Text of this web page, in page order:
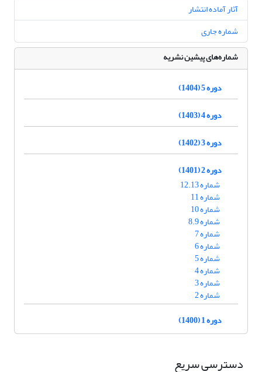
آثار آماده انتشار
شماره جاری
شماره‌های پیشین نشریه
دوره 5 (1404)
دوره 4 (1403)
دوره 3 (1402)
دوره 2 (1401)
شماره 12.13
شماره 11
شماره 10
شماره 8.9
شماره 7
شماره 6
شماره 5
شماره 4
شماره 3
شماره 2
دوره 1 (1400)
دسترسی سریع